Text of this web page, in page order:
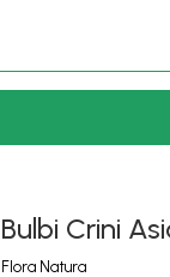
Bulbi Crini
Flora Natura